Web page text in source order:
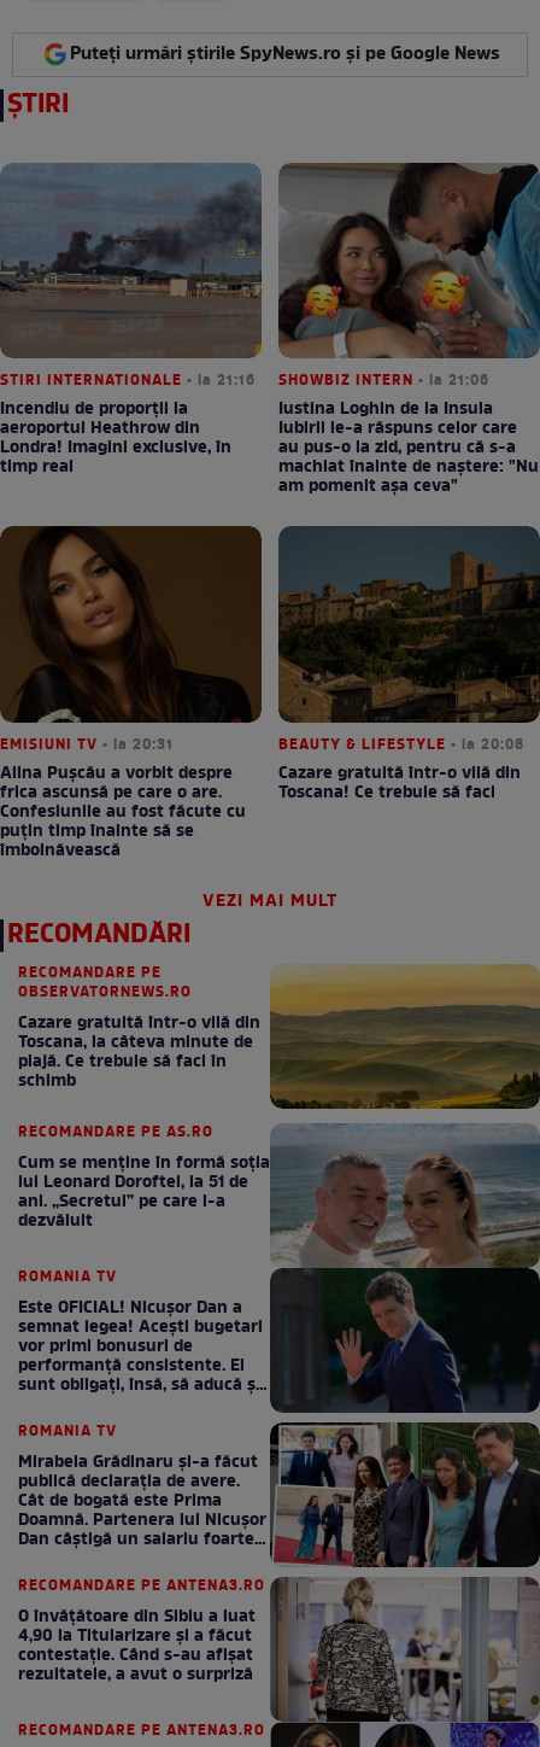
Puteți urmări știrile SpyNews.ro și pe Google News
ȘTIRI
STIRI INTERNATIONALE • la 21:16
Incendiu de proporții la
aeroportul Heathrow din
Londra! Imagini exclusive, în
timp real
SHOWBIZ INTERN • la 21:06
Iustina Loghin de la Insula
Iubirii le-a răspuns celor care
au pus-o la zid, pentru că s-a
machiat înainte de naștere: "Nu
am pomenit așa ceva"
EMISIUNI TV • la 20:31
Alina Pușcău a vorbit despre
frica ascunsă pe care o are.
Confesiunile au fost făcute cu
puțin timp înainte să se
îmbolnăvească
BEAUTY & LIFESTYLE • la 20:08
Cazare gratuită într-o vilă din
Toscana! Ce trebuie să faci
VEZI MAI MULT
RECOMANDĂRI
RECOMANDARE PE
OBSERVATORNEWS.RO
Cazare gratuită într-o vilă din
Toscana, la câteva minute de
plajă. Ce trebuie să faci în
schimb
RECOMANDARE PE AS.RO
Cum se menţine în formă soţia
lui Leonard Doroftei, la 51 de
ani. „Secretul” pe care l-a
dezvăluit
ROMANIA TV
Este OFICIAL! Nicușor Dan a
semnat legea! Acești bugetari
vor primi bonusuri de
performanță consistente. Ei
sunt obligați, însă, să aducă și
ROMANIA TV
Mirabela Grădinaru și-a făcut
publică declarația de avere.
Cât de bogată este Prima
Doamnă. Partenera lui Nicușor
Dan câștigă un salariu foarte
RECOMANDARE PE ANTENA3.RO
O învățătoare din Sibiu a luat
4,90 la Titularizare și a făcut
contestație. Când s-au afișat
rezultatele, a avut o surpriză
RECOMANDARE PE ANTENA3.RO